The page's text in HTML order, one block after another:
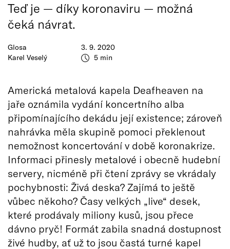
Glosa
Karel Veselý
3. 9. 2020
5 min
Teď je — díky koronaviru — možná
čeká návrat.
Americká metalová kapela Deafheaven na
jaře oznámila vydání koncertního alba
připomínajícího dekádu její existence; zároveň
nahrávka měla skupině pomoci překlenout
nemožnost koncertování v době koronakrize.
Informaci přinesly metalové i obecně hudební
servery, nicméně při čtení zprávy se vkrádaly
pochybnosti: Živá deska? Zajímá to ještě
vůbec někoho? Časy velkých „live“ desek,
které prodávaly miliony kusů, jsou přece
dávno pryč! Formát zabila snadná dostupnost
živé hudby, ať už to jsou častá turné kapel